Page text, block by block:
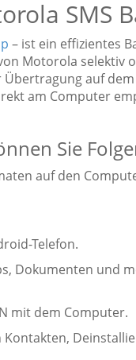
SMS
– ist ein effizientes
Motorola selektiv
auf
am Computer
Sie
auf den
Telefon.
Dokumenten und
mit dem Computer.